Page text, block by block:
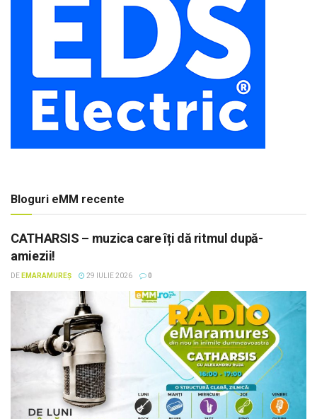
Bloguri eMM recente
CATHARSIS – muzica care îți dă ritmul după-
amiezii!
DE EMARAMUREȘ 29 IULIE 2026 0